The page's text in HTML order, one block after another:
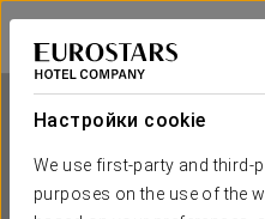
Настройки cookie
We use first-party and third-
purposes on the use of the
Eurostars Centrum Alicante
ALICANTE